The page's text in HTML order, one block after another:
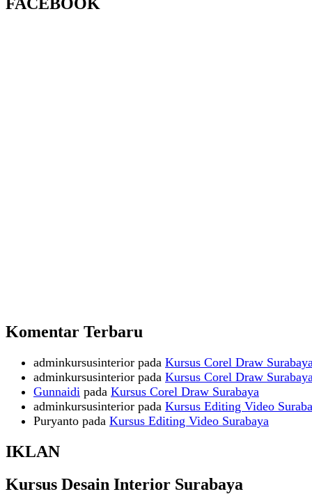
FACEBOOK
Komentar Terbaru
adminkursusinterior pada Kursus Corel Draw
adminkursusinterior pada Kursus Corel Draw
Gunnaidi pada Kursus Corel Draw Surabaya
adminkursusinterior pada Kursus Editing Video
Puryanto pada Kursus Editing Video Surabaya
IKLAN
Kursus Desain Interior Surabaya